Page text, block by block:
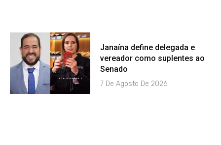
Janaína define delegada e
vereador como suplentes ao
Senado
7 De Agosto De 2026